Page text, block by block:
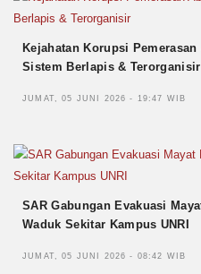
Kejahatan Korupsi
Sistem Berlapis & Terorganisir
JUMAT, 05 JUNI 2026 - 19:47 WIB
SAR Gabungan Evakuasi
Waduk Sekitar Kampus UNRI
JUMAT, 05 JUNI 2026 - 08:42 WIB